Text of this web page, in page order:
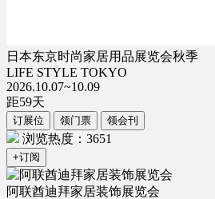
日本东京时尚家居用品展览会秋季
LIFE STYLE TOKYO
2026.10.07~10.09
距59天
订展位 领门票 领会刊
浏览热度：3651
+订阅
阿联酋迪拜家居装饰展览会